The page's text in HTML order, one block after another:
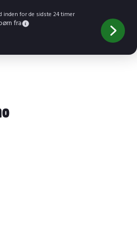
inden for de sidste 24 timer
fra